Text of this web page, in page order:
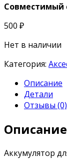
Совместимый
500 ₽
Нет в наличии
Категория:
Описание
Детали
Отзывы (0)
Описание
Аккумулятор